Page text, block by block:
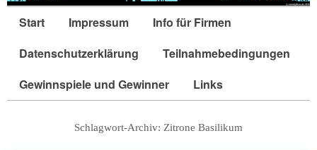
Start Impressum
Info für Firmen
Datenschutzerklärung
Teilnahmebedingungen
Gewinnspiele und Gewinner
Links
Schlagwort-Archiv: Zitrone Basilikum